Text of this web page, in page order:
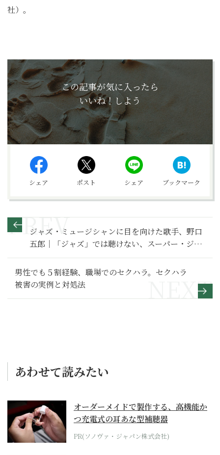
社）。
この記事が気に入ったら
いいね！しよう
シェア ポスト シェア ブックマーク
ジャズ・ミュージシャンに目を向けた歌手、野口
五郎｜「ジャズ」では聴けない、スーパー・ジャ
ズ・セッション（その２）【ジャズを聴く技術 〜
ジャズ「プロ・リスナー」への道59】
男性でも５割経験、職場でのセクハラ。セクハラ
被害の実例と対処法
あわせて読みたい
オーダーメイドで製作する、高機能か
つ充電式の耳あな型補聴器
PR(ソノヴァ・ジャパン株式会社)